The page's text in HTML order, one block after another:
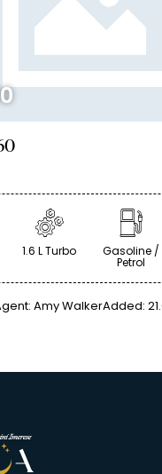
(12)
(13)
system (17)
Power
1.6 L Turbo Gasoline /
Petrol
Amy WalkerAdded: